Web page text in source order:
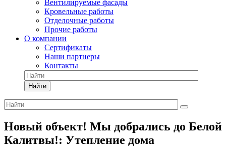
Вентилируемые фасады
Кровельные работы
Отделочные работы
Прочие работы
О компании
Сертификаты
Наши партнеры
Контакты
Найти
Новый объект! Мы добрались до Белой
Калитвы!: Утепление дома